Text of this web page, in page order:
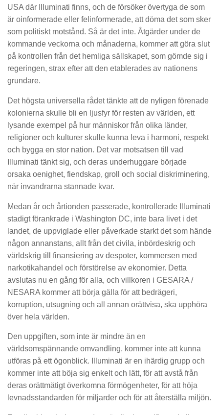
USA där Illuminati finns, och de försöker övertyga de som
är oinformerade eller felinformerade, att döma det som sker
som politiskt motstånd. Så är det inte. Åtgärder under de
kommande veckorna och månaderna, kommer att göra slut
på kontrollen från det hemliga sällskapet, som gömde sig i
regeringen, strax efter att den etablerades av nationens
grundare.
Det högsta universella rådet tänkte att de nyligen förenade
kolonierna skulle bli en ljusfyr för resten av världen, ett
lysande exempel på hur människor från olika länder,
religioner och kulturer skulle kunna leva i harmoni, respekt
och bygga en stor nation. Det var motsatsen till vad
Illuminati tänkt sig, och deras underhuggare började
orsaka oenighet, fiendskap, groll och social diskriminering,
när invandrarna stannade kvar.
Medan år och årtionden passerade, kontrollerade Illuminati
stadigt förankrade i Washington DC, inte bara livet i det
landet, de uppviglade eller påverkade starkt det som hände
någon annanstans, allt från det civila, inbördeskrig och
världskrig till finansiering av despoter, kommersen med
narkotikahandel och förstörelse av ekonomier. Detta
avslutas nu en gång för alla, och villkoren i GESARA /
NESARA kommer att börja gälla för att bedrägeri,
korruption, utsugning och all annan orättvisa, ska upphöra
över hela världen.
Den uppgiften, som inte är mindre än en
världsomspännande omvandling, kommer inte att kunna
utföras på ett ögonblick. Illuminati är en ihärdig grupp och
kommer inte att böja sig enkelt och lätt, för att avstå från
deras orättmätigt överkomna förmögenheter, för att höja
levnadsstandarden för miljarder och för att återställa miljön.